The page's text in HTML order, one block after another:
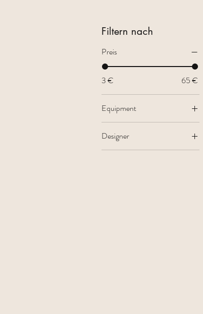
Filtern nach
Preis
3 € 65 €
Equipment
Helferlein
Designer
Himmel Garn & Zwirn